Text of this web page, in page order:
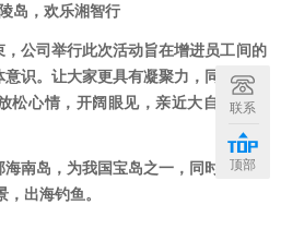
岛，欢乐湘智行
公司举行此次活动旨在增进员工间的
识。让大家更具有凝聚力，同时让员
松心情，开阔眼见，亲近大自然的机
南岛，为我国宝岛之一，同时景区也
出海钓鱼。
联系
顶部